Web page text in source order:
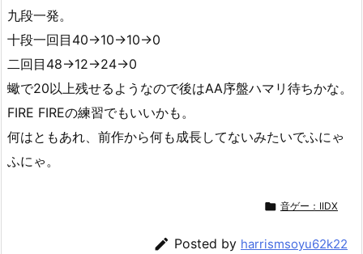
九段一発。
十段一回目40→10→10→0
二回目48→12→24→0
蠍で20以上残せるようなので後はAA序盤ハマリ待ちかな。
FIRE FIREの練習でもいいかも。
何はともあれ、前作から何も成長してないみたいでふにゃ
ふにゃ。
 音ゲー：IIDX
 Posted by harrismsoyu62k22